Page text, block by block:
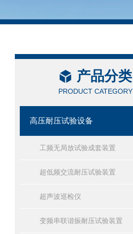
产品分类
PRODUCT CATEGORY
高压耐压试验设备
工频无局放试验成套装置
超低频交流耐压试验装置
超声波巡检仪
变频串联谐振耐压试验装置